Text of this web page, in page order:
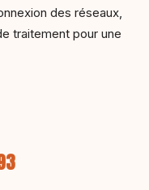
des réseaux,
traitement pour une